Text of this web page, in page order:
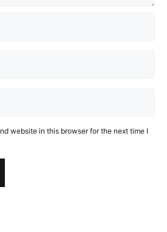
website in this browser for the next time I